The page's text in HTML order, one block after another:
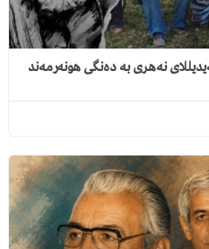
نەهری بە دەنگی هونەرمەند